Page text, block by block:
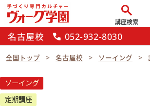
search
講座検索
名古屋校 call 052-932-8030
全国トップ 名古屋校 ソーイング
ソーイング
定期講座